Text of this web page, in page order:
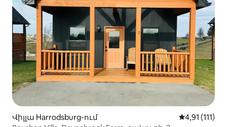
Վիլլա Harrodsburg-ում Միջին
4,91 (111)